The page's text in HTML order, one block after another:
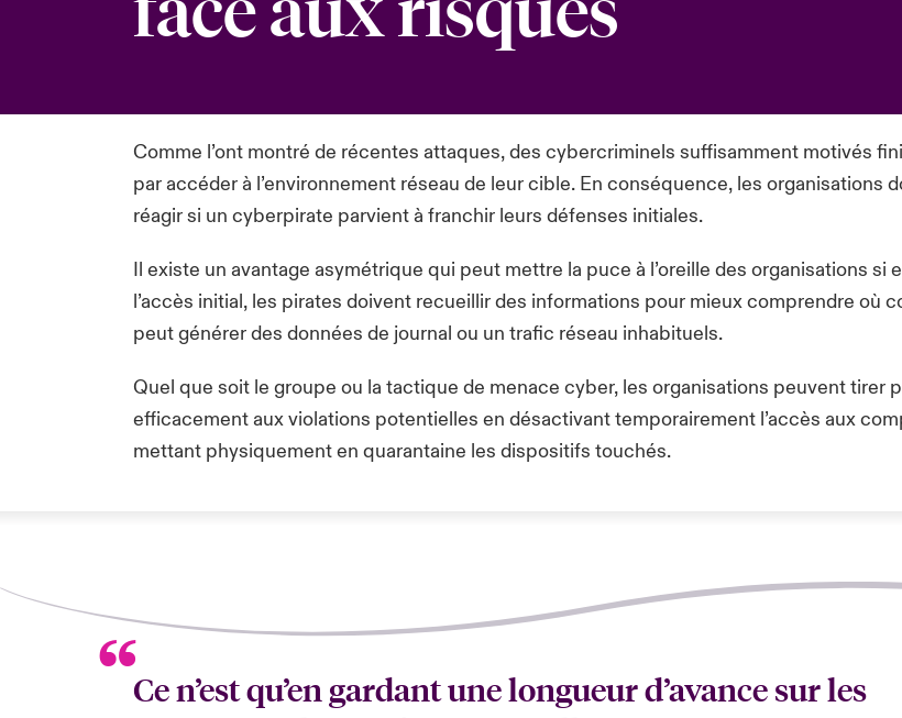
Comme l’ont montré de récentes attaques, des cybercriminels suffisamment motivés
par accéder à l’environnement réseau de leur cible. En conséquence, les
réagir si un cyberpirate parvient à franchir leurs défenses initiales.
Il existe un avantage asymétrique qui peut mettre la puce à l’oreille des organisations
l’accès initial, les pirates doivent recueillir des informations pour mieux comprendre où
peut générer des données de journal ou un trafic réseau inhabituels.
Quel que soit le groupe ou la tactique de menace cyber, les organisations peuvent tirer
efficacement aux violations potentielles en désactivant temporairement l’accès aux
mettant physiquement en quarantaine les dispositifs touchés.
Ce n’est qu’en gardant une longueur d’avance sur les